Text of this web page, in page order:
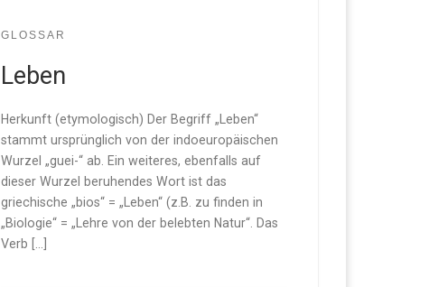
GLOSSAR
Leben
Herkunft (etymologisch) Der Begriff „Leben“
stammt ursprünglich von der indoeuropäischen
Wurzel „guei-“ ab. Ein weiteres, ebenfalls auf
dieser Wurzel beruhendes Wort ist das
griechische „bios“ = „Leben“ (z.B. zu finden in
„Biologie“ = „Lehre von der belebten Natur“. Das
Verb […]